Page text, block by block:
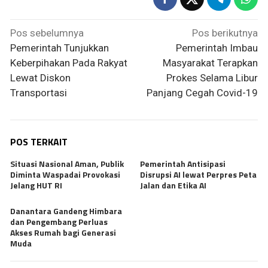
Navigasi
pos
Pos sebelumnya
Pemerintah Tunjukkan
Keberpihakan Pada Rakyat
Lewat Diskon
Transportasi
Pos berikutnya
Pemerintah Imbau
Masyarakat Terapkan
Prokes Selama Libur
Panjang Cegah Covid-19
POS TERKAIT
Situasi Nasional Aman, Publik
Diminta Waspadai Provokasi
Jelang HUT RI
Pemerintah Antisipasi
Disrupsi AI lewat Perpres Peta
Jalan dan Etika AI
Danantara Gandeng Himbara
dan Pengembang Perluas
Akses Rumah bagi Generasi
Muda